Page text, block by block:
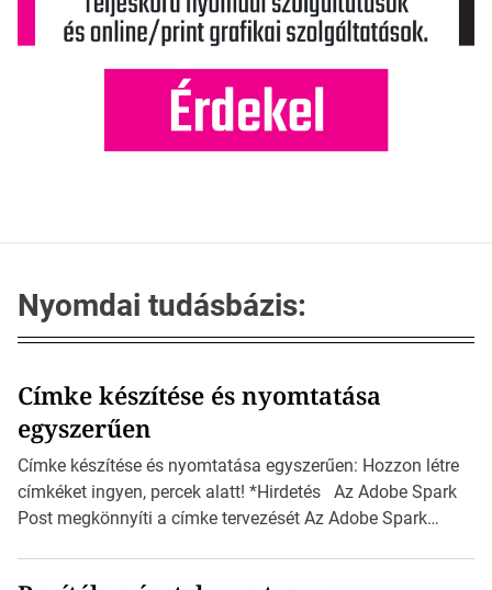
Nyomdai tudásbázis:
Címke készítése és nyomtatása
egyszerűen
Címke készítése és nyomtatása egyszerűen: Hozzon létre
címkéket ingyen, percek alatt! *Hirdetés Az Adobe Spark
Post megkönnyíti a címke tervezését Az Adobe Spark